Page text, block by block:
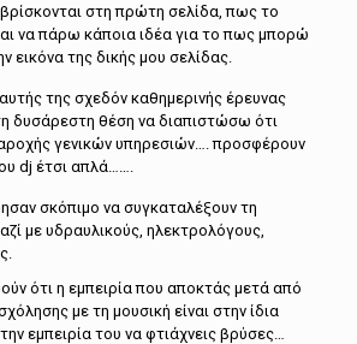
στη πρώτη σελίδα, πως το
να πάρω κάποια ιδέα για το πως μπορώ
εικόνα της δικής μου σελίδας.
της σχεδόν καθημερινής έρευνας
δυσάρεστη θέση να διαπιστώσω ότι
γενικών υπηρεσιών…. προσφέρουν
dj έτσι απλά…….
σκόπιμο να συγκαταλέξουν τη
με υδραυλικούς, ηλεκτρολόγους,
ότι η εμπειρία που αποκτάς μετά από
με τη μουσική είναι στην ίδια
εμπειρία του να φτιάχνεις βρύσες…